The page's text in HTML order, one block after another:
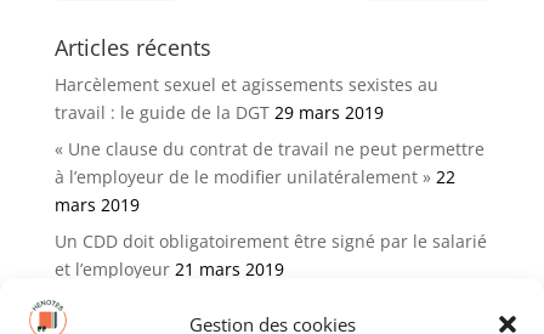
Gestion des cookies
Articles récents
Harcèlement sexuel et agissements sexistes au
travail : le guide de la DGT 29 mars 2019
« Une clause du contrat de travail ne peut permettre
à l’employeur de le modifier unilatéralement » 22
mars 2019
Un CDD doit obligatoirement être signé par le salarié
et l’employeur 21 mars 2019